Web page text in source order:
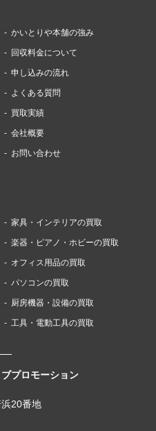
プロモーション
20番地
かいとりや本舗の強み
回収料金について
申し込みの流れ
よくある質問
買取実績
会社概要
お問い合わせ
家具・インテリアの買取
楽器・ピアノ・ホビーの買取
オフィス用品の買取
パソコンの買取
厨房機器・設備の買取
工具・電動工具の買取